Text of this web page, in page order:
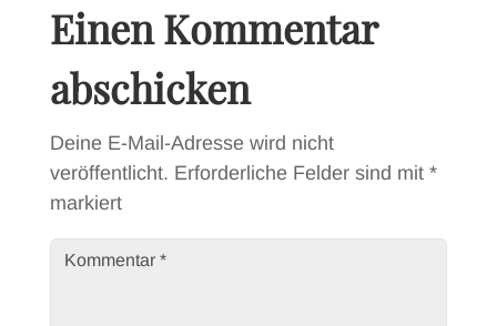
Einen Kommentar
abschicken
Deine E-Mail-Adresse wird nicht
veröffentlicht. Erforderliche Felder sind mit *
markiert